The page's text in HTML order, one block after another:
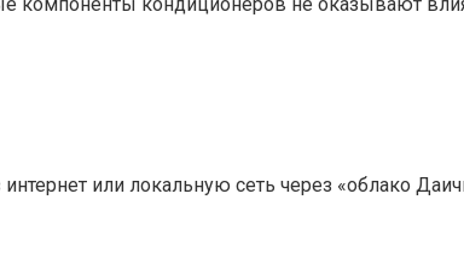
или локальную сеть через «облако